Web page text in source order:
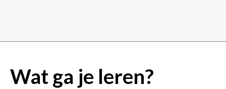
Wat ga je leren?